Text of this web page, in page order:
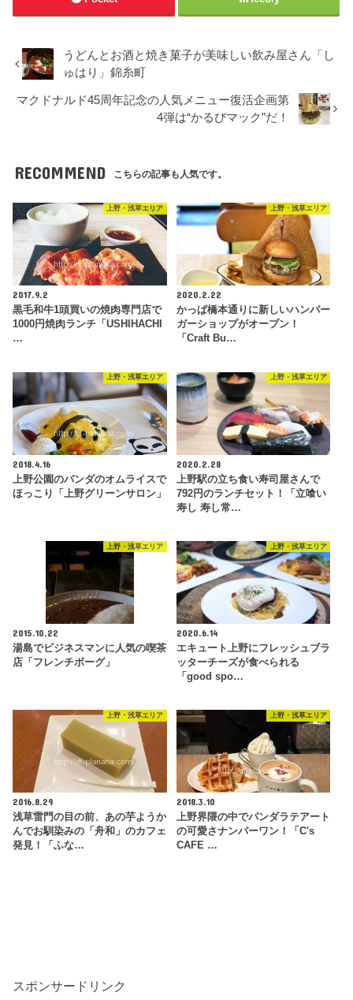
うどんとお酒と焼き菓子が美味しい飲み屋さん「し
ゅはり」錦糸町
マクドナルド45周年記念の人気メニュー復活企画第
4弾は“かるびマック”だ！
RECOMMEND こちらの記事も人気です。
上野・浅草エリア
2017.9.2
黒毛和牛1頭買いの焼肉専門店で
1000円焼肉ランチ「USHIHACHI
…
上野・浅草エリア
2020.2.22
かっぱ橋本通りに新しいハンバー
ガーショップがオープン！
「Craft Bu…
上野・浅草エリア
2018.4.16
上野公園のパンダのオムライスで
ほっこり「上野グリーンサロン」
上野・浅草エリア
2020.2.28
上野駅の立ち食い寿司屋さんで
792円のランチセット！「立喰い
寿し 寿し常…
上野・浅草エリア
2015.10.22
湯島でビジネスマンに人気の喫茶
店「フレンチボーグ」
上野・浅草エリア
2020.6.14
エキュート上野にフレッシュブラ
ッターチーズが食べられる
「good spo…
上野・浅草エリア
2016.8.29
浅草雷門の目の前、あの芋ようか
んでお馴染みの「舟和」のカフェ
発見！「ふな…
上野・浅草エリア
2018.3.10
上野界隈の中でパンダラテアート
の可愛さナンバーワン！「C's
CAFE …
スポンサードリンク